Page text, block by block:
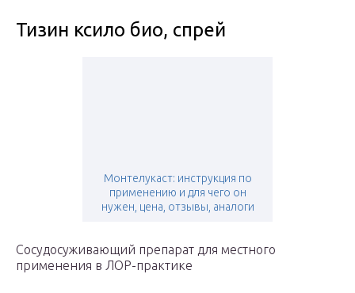
Тизин ксило био, спрей
Монтелукаст: инструкция по
применению и для чего он
нужен, цена, отзывы, аналоги
Сосудосуживающий препарат для местного
применения в ЛОР-практике